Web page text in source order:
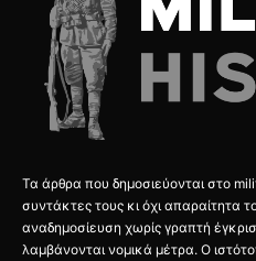
Τα άρθρα που δημοσιεύονται στο
συντάκτες τους κι όχι απαραίτητα
αναδημοσίευση χωρίς γραπτή
λαμβάνονται νομικά μέτρα. Ο